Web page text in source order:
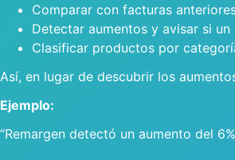
Comparar con facturas
Detectar aumentos y avisar si un
Clasificar productos por
Así, en lugar de descubrir los
Ejemplo:
“Remargen detectó un aumento del